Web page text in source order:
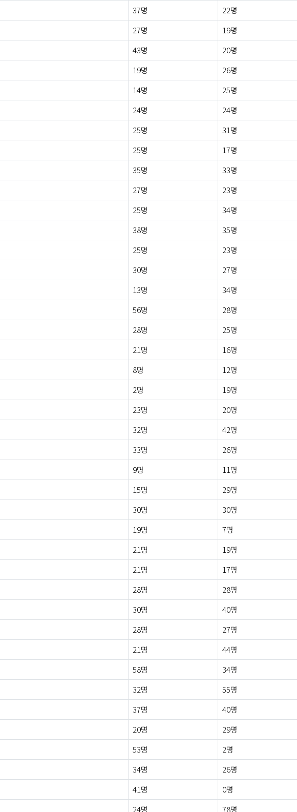
37명 22명
27명 19명
43명 20명
19명 26명
14명 25명
24명 24명
25명 31명
25명 17명
35명 33명
27명 23명
25명 34명
38명 35명
25명 23명
30명 27명
13명 34명
56명 28명
28명 25명
21명 16명
8명 12명
2명 19명
23명 20명
32명 42명
33명 26명
9명 11명
15명 29명
30명 30명
19명 7명
21명 19명
21명 17명
28명 28명
30명 40명
28명 27명
21명 44명
58명 34명
32명 55명
37명 40명
20명 29명
53명 2명
34명 26명
41명 0명
24명 78명